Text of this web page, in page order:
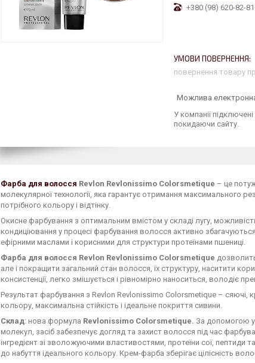
+380 (98) 620-82-81
повернення товару
У компанії
покидаючи сайту.
Фарба для волосся Revlon Revlonissimo Colorsmetique – це
молекулярної технології, яка гарантує отримання максимального
потрібного кольору і відтінку.
Окисне фарбування з оптимальним вмістом у складі лугу,
кондиціювання у процесі фарбування волосся активно
ефірними маслами і корисними для структури протеїнами пшениці.
Фарба для волосся Revlon Revlonissimo Colorsmetique
але і покращити загальний стан волосся, їх структуру, наситити
консистенції, легко змішується і рівномірно наноситься, володіє
Результат фарбування з Revlon Revlonissimo Colorsmetique – сяючі,
кольору, максимальна стійкість і ідеальне покриття сивини.
Склад: нова формула Revlonissimo Colorsmetique. За допомогою
молекул, засіб забезпечує догляд та захист волосся під час
інгредієнт зі зволожуючими властивостями, протеїни сої,
до набуття ідеального кольору. Крем-фарба зберігає цілісність